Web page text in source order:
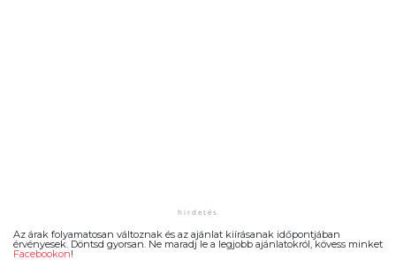
Az árak folyamatosan változnak és az ajánlat kiírásanak időpontjában
érvényesek. Döntsd gyorsan. Ne maradj le a legjobb ajánlatokról, kövess minket
Facebookon!